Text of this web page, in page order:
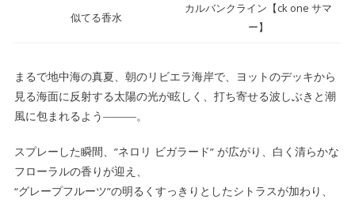
似てる香水
カルバンクライン【ck one サマ
ー】
まるで地中海の真夏、朝のリビエラ海岸で、ヨットのデッキから
見る海面に反射する太陽の光が眩しく、打ち寄せる波しぶきと潮
風に包まれるよう―――。
スプレーした瞬間、”ネロリ ビガラード” が広がり、白く清らかな
フローラルの香りが迎え、
“グレープフルーツ”の明るくすっきりとしたシトラスが加わり、